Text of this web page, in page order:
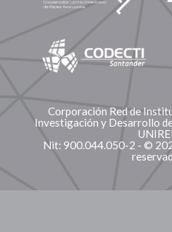
Corporación Red de
Investigación y Desarrollo
Nit: 900.044.050-2 - ©